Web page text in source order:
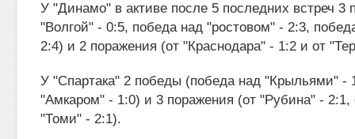
У "Динамо" в активе после 5 последних встреч 3
"Волгой" - 0:5, победа над "ростовом" - 2:3,
2:4) и 2 поражения (от "Краснодара" - 1:2 и от
У "Спартака" 2 победы (победа над "Крыльями" -
"Амкаром" - 1:0) и 3 поражения (от "Рубина" - 2:1,
"Томи" - 2:1).